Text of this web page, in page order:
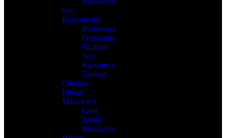
Sıvı
Karıştırıcılar
Paslanmaz
Depolama
Tankları
Sıvı
Karıştırıcı
Tanklar
Çikolata
İşleme
Makineleri
Gıda
İşleme
Makineleri